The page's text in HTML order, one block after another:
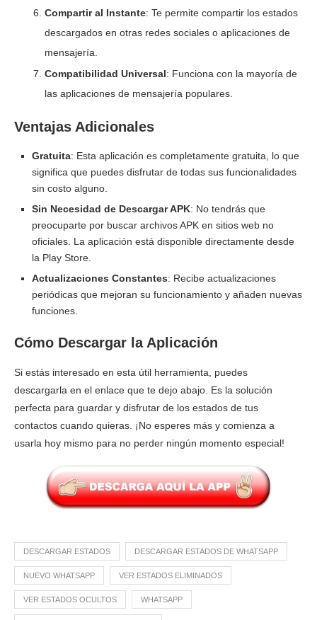
Compartir al Instante: Te permite compartir los estados
descargados en otras redes sociales o aplicaciones de
mensajería.
Compatibilidad Universal: Funciona con la mayoría de
las aplicaciones de mensajería populares.
Ventajas Adicionales
Gratuita: Esta aplicación es completamente gratuita, lo que
significa que puedes disfrutar de todas sus funcionalidades
sin costo alguno.
Sin Necesidad de Descargar APK: No tendrás que
preocuparte por buscar archivos APK en sitios web no
oficiales. La aplicación está disponible directamente desde
la Play Store.
Actualizaciones Constantes: Recibe actualizaciones
periódicas que mejoran su funcionamiento y añaden nuevas
funciones.
Cómo Descargar la Aplicación
Si estás interesado en esta útil herramienta, puedes
descargarla en el enlace que te dejo abajo. Es la solución
perfecta para guardar y disfrutar de los estados de tus
contactos cuando quieras. ¡No esperes más y comienza a
usarla hoy mismo para no perder ningún momento especial!
DESCARGAR ESTADOS DESCARGAR ESTADOS DE WHATSAPP
NUEVO WHATSAPP VER ESTADOS ELIMINADOS
VER ESTADOS OCULTOS WHATSAPP